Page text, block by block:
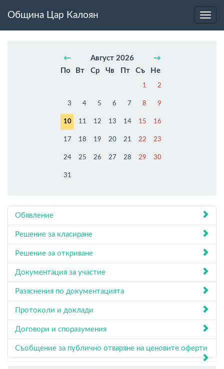
Община Цар Калоян
← Август 2026
→
По
Вт Ср Чв Пт Съ Не
1 2
3 4 5 6 7 8 9
10 11 12 13 14 15 16
17 18 19 20 21 22 23
24 25 26 27 28 29 30
31
Обявление
Решение за класиране
Решение за откриване
Документация за участие
Разяснения по документацията
Протоколи и доклади
Договори и споразумения
Съобщение за публично отваряне на ценовите оферти